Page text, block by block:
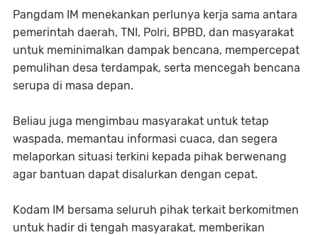
Pangdam IM menekankan perlunya kerja sama antara
pemerintah daerah, TNI, Polri, BPBD, dan masyarakat
untuk meminimalkan dampak bencana, mempercepat
pemulihan desa terdampak, serta mencegah bencana
serupa di masa depan.
Beliau juga mengimbau masyarakat untuk tetap
waspada, memantau informasi cuaca, dan segera
melaporkan situasi terkini kepada pihak berwenang
agar bantuan dapat disalurkan dengan cepat.
Kodam IM bersama seluruh pihak terkait berkomitmen
untuk hadir di tengah masyarakat, memberikan